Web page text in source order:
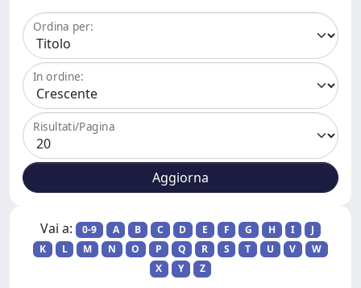
Ordina per:
In ordine:
Risultati/Pagina
Vai a: 0-9 A B C D E F G H I
J
K
L M N O P Q R S T U V
W
X
Y Z